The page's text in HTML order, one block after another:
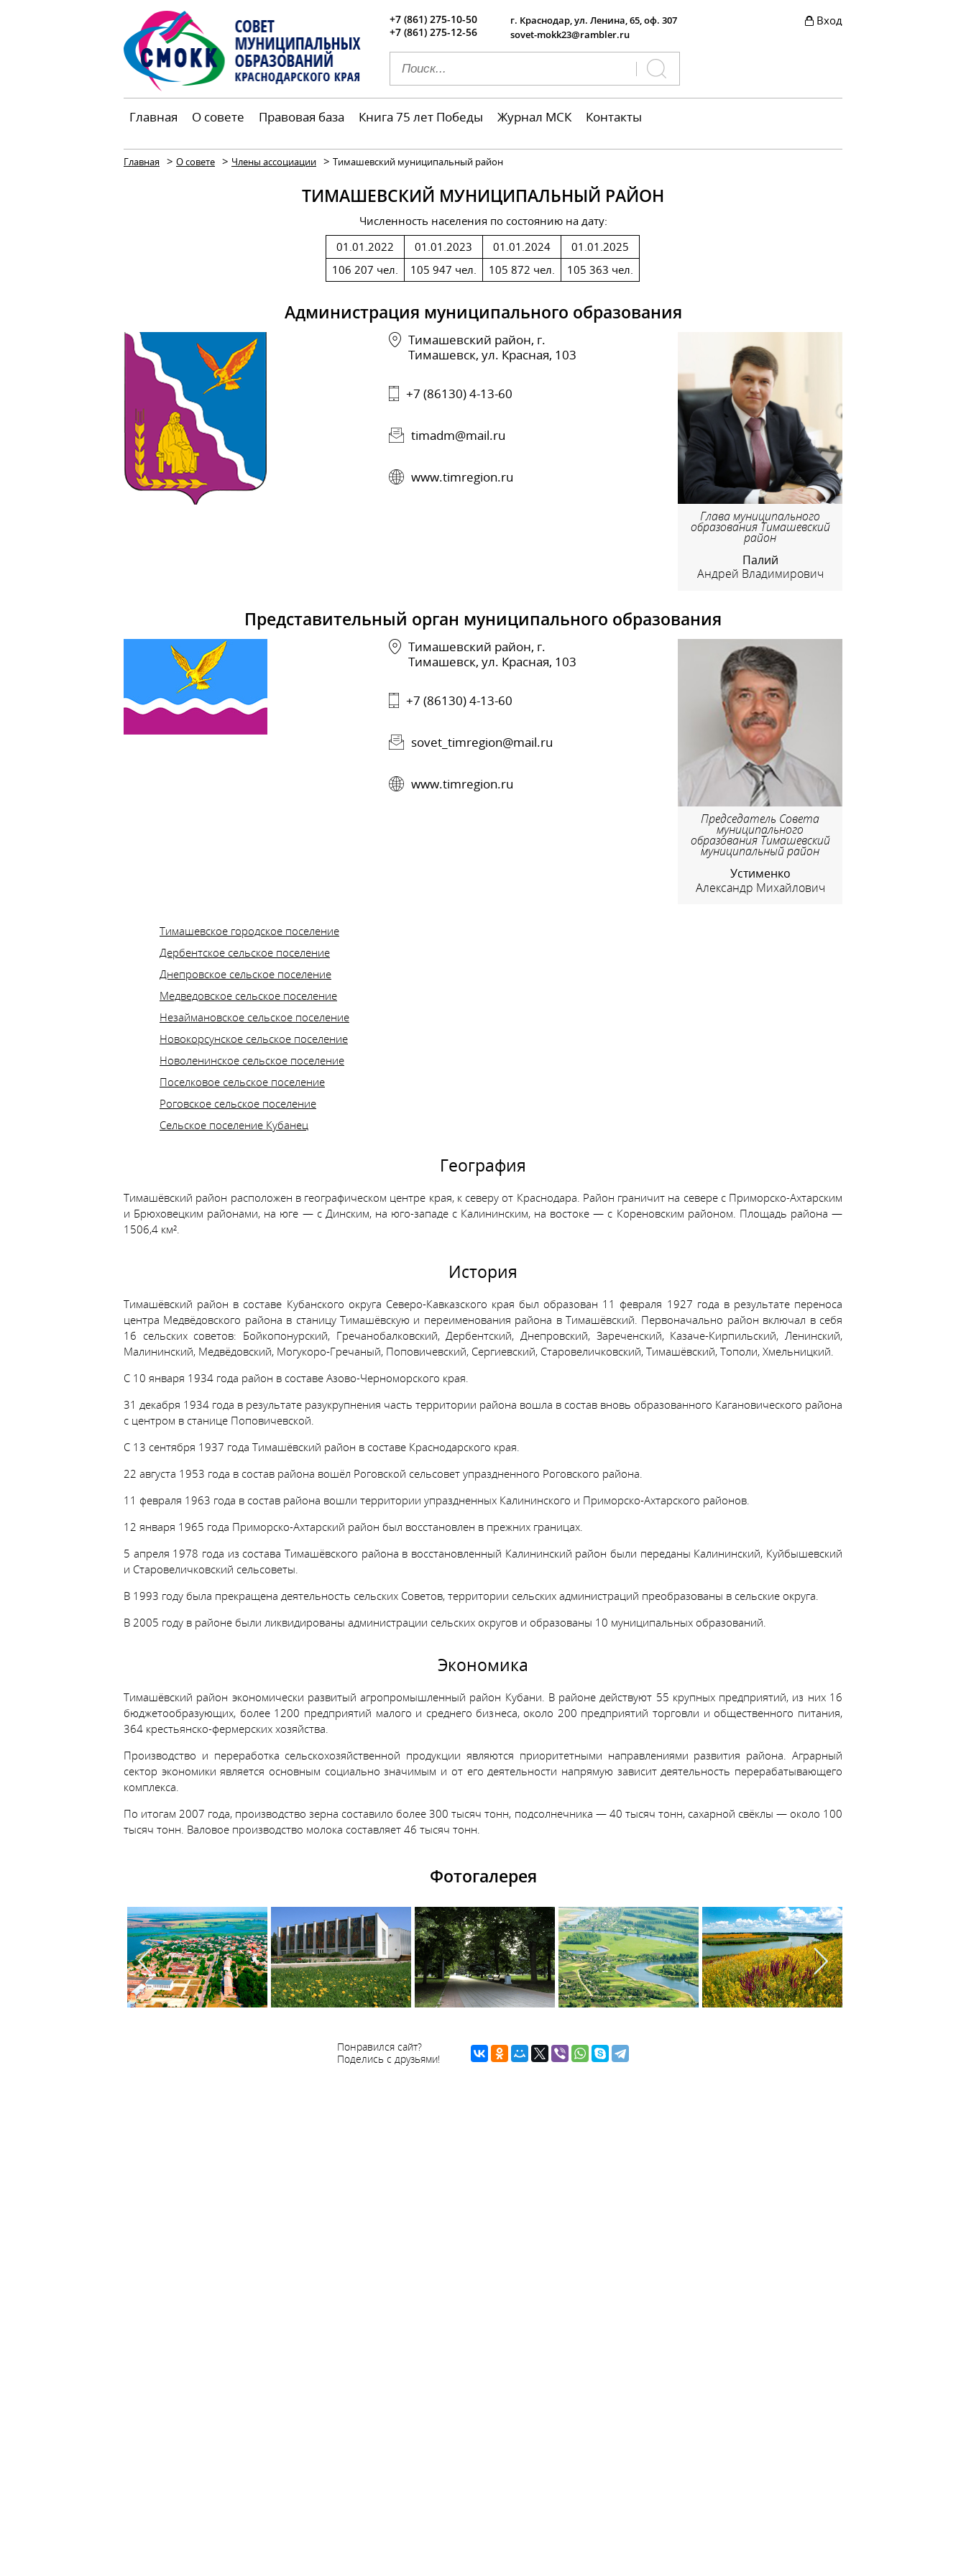
+7 (861) 275-10-50
+7 (861) 275-12-56
г. Краснодар, ул. Ленина, 65, оф. 307
sovet-mokk23@rambler.ru
Вход
Главная О совете Правовая база Книга 75 лет Победы Журнал МСК Контакты
Главная > О совете > Члены ассоциации > Тимашевский муниципальный район
ТИМАШЕВСКИЙ МУНИЦИПАЛЬНЫЙ РАЙОН
Численность населения по состоянию на дату:
01.01.2022
106 207 чел.
01.01.2023
105 947 чел.
01.01.2024
105 872 чел.
01.01.2025
105 363 чел.
Администрация муниципального образования
Тимашевский район, г.
Тимашевск, ул. Красная, 103
+7 (86130) 4-13-60
timadm@mail.ru
www.timregion.ru
Глава муниципального
образования Тимашевский
район
Палий
Андрей Владимирович
Представительный орган муниципального образования
Тимашевский район, г.
Тимашевск, ул. Красная, 103
+7 (86130) 4-13-60
sovet_timregion@mail.ru
www.timregion.ru
Председатель Совета
муниципального
образования Тимашевский
муниципальный район
Устименко
Александр Михайлович
Тимашевское городское поселение
Дербентское сельское поселение
Днепровское сельское поселение
Медведовское сельское поселение
Незаймановское сельское поселение
Новокорсунское сельское поселение
Новоленинское сельское поселение
Поселковое сельское поселение
Роговское сельское поселение
Сельское поселение Кубанец
География
Тимашёвский район расположен в географическом центре края, к северу от Краснодара. Район граничит на севере с Приморско-Ахтарским
и Брюховецким районами, на юге — с Динским, на юго-западе с Калининским, на востоке — с Кореновским районом. Площадь района —
1506,4 км².
История
Тимашёвский район в составе Кубанского округа Северо-Кавказского края был образован 11 февраля 1927 года в результате переноса
центра Медвёдовского района в станицу Тимашёвскую и переименования района в Тимашёвский. Первоначально район включал в себя
16 сельских советов: Бойкопонурский, Гречанобалковский, Дербентский, Днепровский, Зареченский, Казаче-Кирпильский, Ленинский,
Малининский, Медвёдовский, Могукоро-Гречаный, Поповичевский, Сергиевский, Старовеличковский, Тимашёвский, Тополи, Хмельницкий.
С 10 января 1934 года район в составе Азово-Черноморского края.
31 декабря 1934 года в результате разукрупнения часть территории района вошла в состав вновь образованного Кагановического района
с центром в станице Поповичевской.
С 13 сентября 1937 года Тимашёвский район в составе Краснодарского края.
22 августа 1953 года в состав района вошёл Роговской сельсовет упраздненного Роговского района.
11 февраля 1963 года в состав района вошли территории упраздненных Калининского и Приморско-Ахтарского районов.
12 января 1965 года Приморско-Ахтарский район был восстановлен в прежних границах.
5 апреля 1978 года из состава Тимашёвского района в восстановленный Калининский район были переданы Калининский, Куйбышевский
и Старовеличковский сельсоветы.
В 1993 году была прекращена деятельность сельских Советов, территории сельских администраций преобразованы в сельские округа.
В 2005 году в районе были ликвидированы администрации сельских округов и образованы 10 муниципальных образований.
Экономика
Тимашёвский район экономически развитый агропромышленный район Кубани. В районе действуют 55 крупных предприятий, из них 16
бюджетообразующих, более 1200 предприятий малого и среднего бизнеса, около 200 предприятий торговли и общественного питания,
364 крестьянско-фермерских хозяйства.
Производство и переработка сельскохозяйственной продукции являются приоритетными направлениями развития района. Аграрный
сектор экономики является основным социально значимым и от его деятельности напрямую зависит деятельность перерабатывающего
комплекса.
По итогам 2007 года, производство зерна составило более 300 тысяч тонн, подсолнечника — 40 тысяч тонн, сахарной свёклы — около 100
тысяч тонн. Валовое производство молока составляет 46 тысяч тонн.
Фотогалерея
Понравился сайт?
Поделись с друзьями!